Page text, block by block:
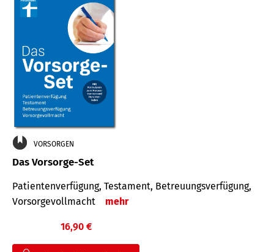
VORSORGEN
Das Vorsorge-Set
Patienten­ver­fügung, Testa­ment, Be­treuungs­verfü­gung,
Vor­sorge­voll­macht
mehr
16,90 €